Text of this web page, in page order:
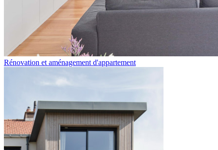
Rénovation et aménagement d'appartement